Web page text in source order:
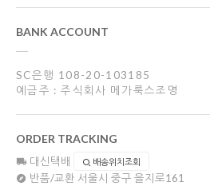
BANK ACCOUNT
SC은행 108-20-103185
예금주 : 주식회사 메가룩스조명
ORDER TRACKING
대신택배 배송위치조회
반품/교환 서울시 중구 을지로161